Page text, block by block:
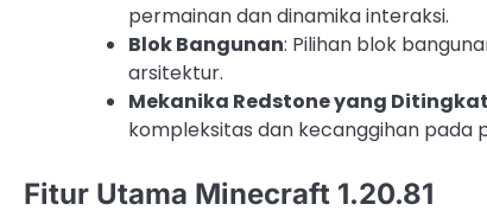
permainan dan dinamika interaksi.
Blok Bangunan: Pilihan blok
arsitektur.
Mekanika Redstone yang
kompleksitas dan kecanggihan pada
Fitur Utama Minecraft 1.20.81